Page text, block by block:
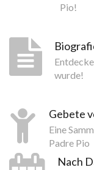
Pio!
wurde!
Gebete
Eine
Padre Pio
Nach